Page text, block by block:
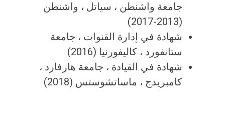
جامعة واشنطن ، سياتل ، واشنطن
(2013-2017)
شهادة في إدارة القنوات ، جامعة
ستانفورد ، كاليفورنيا (2016)
شهادة في القيادة ، جامعة هارفارد ،
كامبريدج ، ماساتشوستس (2018)